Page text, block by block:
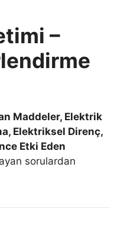
–
Maddeler, Elektrik
Elektriksel Direnç,
Etki Eden
sorulardan